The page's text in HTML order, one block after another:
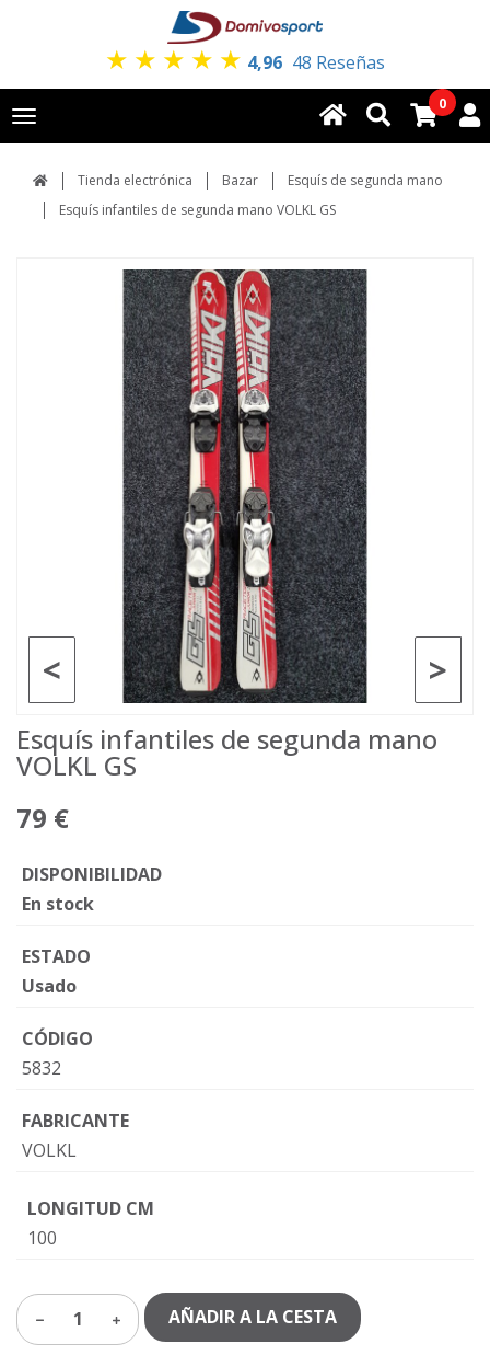
★ ★ ★ ★ ★ 4,96 48 Reseñas
Toggle
navigation
0
Tienda electrónica Bazar
Esquís de segunda mano
Esquís infantiles de segunda mano VOLKL GS
>
<
Esquís infantiles de segunda mano
VOLKL GS
79 €
DISPONIBILIDAD
En stock
ESTADO
Usado
CÓDIGO
5832
FABRICANTE
VOLKL
LONGITUD CM
100
1 AÑADIR A LA CESTA